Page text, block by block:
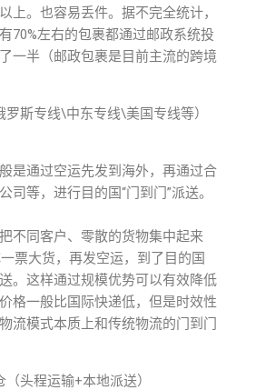
上。也容易丢件。据不完全统计，
70%左右的包裹都通过邮政系统投
一半（邮政包裹是目前主流的跨境
斯专线\中东专线\美国专线等）
是通过空运先发到海外，再通过合
司等，进行目的国“门到门”派送。
不同客户、零散的货物集中起来
票大货，再发空运，到了目的国
。这样通过规模优势可以有效降低
格一般比国际快递低，但是时效性
流模式本质上和传统物流的门到门
头程运输+本地派送）